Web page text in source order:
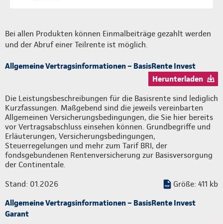
Bei allen Produkten können Einmalbeiträge gezahlt werden
und der Abruf einer Teilrente ist möglich.
Allgemeine Vertragsinformationen – BasisRente Invest
Herunterladen
Die Leistungsbeschreibungen für die Basisrente sind lediglich
Kurzfassungen. Maßgebend sind die jeweils vereinbarten
Allgemeinen Versicherungsbedingungen, die Sie hier bereits
vor Vertragsabschluss einsehen können. Grundbegriffe und
Erläuterungen, Versicherungsbedingungen,
Steuerregelungen und mehr zum Tarif BRI, der
fondsgebundenen Rentenversicherung zur Basisversorgung
der Continentale.
Stand: 01.2026
Größe: 411 kb
Allgemeine Vertragsinformationen – BasisRente Invest
Garant